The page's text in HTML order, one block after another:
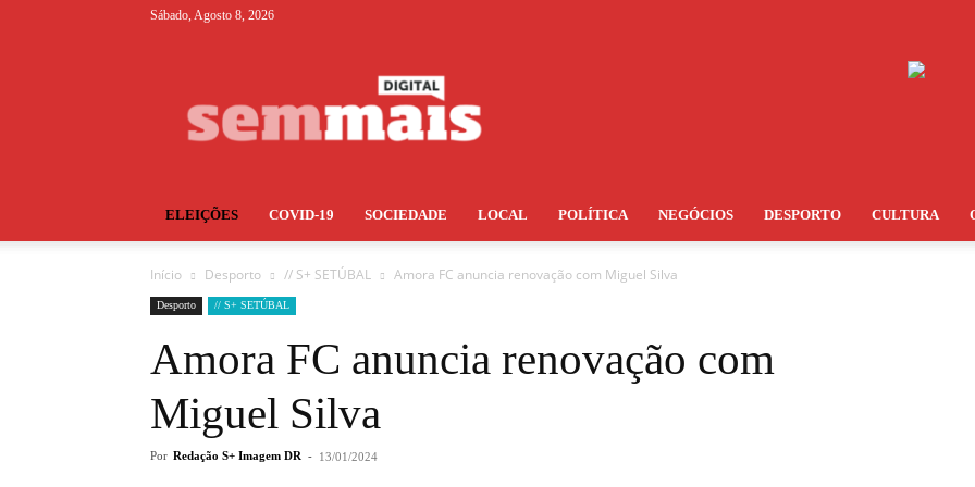
Sábado, Agosto 8, 2026
ELEIÇÕES COVID-19 SOCIEDADE LOCAL POLÍTICA NEGÓCIOS DESPORTO CULTURA
Início Desporto // S+ SETÚBAL Amora FC anuncia renovação com Miguel Silva
Desporto // S+ SETÚBAL
Amora FC anuncia renovação com
Miguel Silva
Por Redação S+ Imagem DR - 13/01/2024